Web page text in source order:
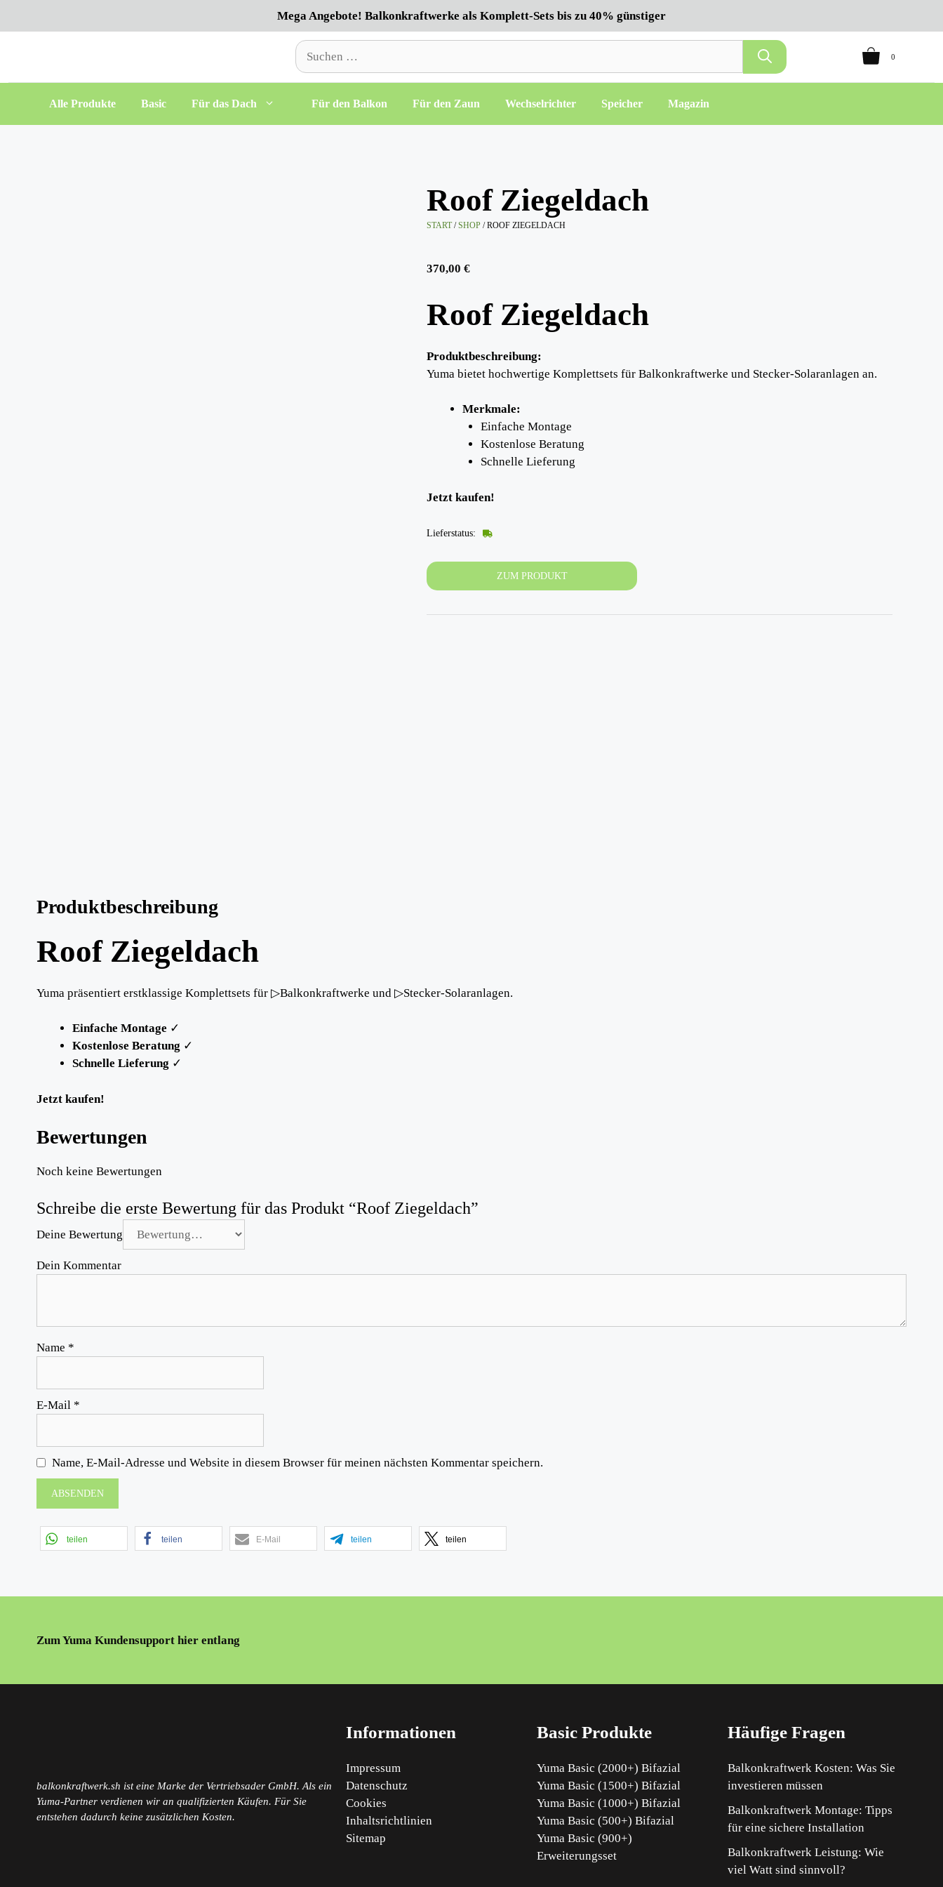
Mega Angebote! Balkonkraftwerke als Komplett-Sets bis zu 40% günstiger
Suchen
nach:
0
Alle Produkte Basic Für das Dach Für den Balkon Für den Zaun Wechselrichter Speicher Magazin
Roof Ziegeldach
START/SHOP / ROOF ZIEGELDACH
370,00 €
Roof Ziegeldach
Produktbeschreibung:
Yuma bietet hochwertige Komplettsets für Balkonkraftwerke und Stecker-Solaranlagen an.
Merkmale:
Einfache Montage
Kostenlose Beratung
Schnelle Lieferung
Jetzt kaufen!
Lieferstatus:
ZUM PRODUKT
Produktbeschreibung
Roof Ziegeldach
Yuma präsentiert erstklassige Komplettsets für ▷Balkonkraftwerke und ▷Stecker-Solaranlagen.
Einfache Montage ✓
Kostenlose Beratung ✓
Schnelle Lieferung ✓
Jetzt kaufen!
Bewertungen
Noch keine Bewertungen
Schreibe die erste Bewertung für das Produkt “Roof Ziegeldach”
Deine Bewertung
Dein Kommentar
Name *
E-Mail *
Name, E-Mail-Adresse und Website in diesem Browser für meinen nächsten Kommentar speichern.
teilen teilen E-Mail teilen teilen
Zum Yuma Kundensupport hier entlang
balkonkraftwerk.sh ist eine Marke der Vertriebsader GmbH. Als ein
Yuma-Partner verdienen wir an qualifizierten Käufen. Für Sie
entstehen dadurch keine zusätzlichen Kosten.
Informationen
Impressum
Datenschutz
Cookies
Inhaltsrichtlinien
Sitemap
Basic Produkte
Yuma Basic (2000+) Bifazial
Yuma Basic (1500+) Bifazial
Yuma Basic (1000+) Bifazial
Yuma Basic (500+) Bifazial
Yuma Basic (900+)
Erweiterungsset
Häufige Fragen
Balkonkraftwerk Kosten: Was Sie
investieren müssen
Balkonkraftwerk Montage: Tipps
für eine sichere Installation
Balkonkraftwerk Leistung: Wie
viel Watt sind sinnvoll?